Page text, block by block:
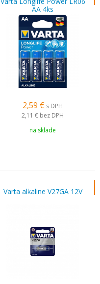
AA 4ks
2,59 € s DPH
2,11 € bez DPH
na sklade
Varta alkaline V27GA 12V